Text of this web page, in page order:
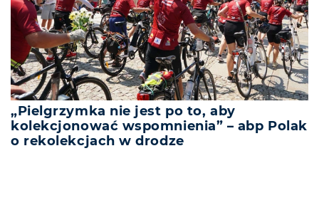
„Pielgrzymka nie jest po to, aby
kolekcjonować wspomnienia” – abp Polak
o rekolekcjach w drodze